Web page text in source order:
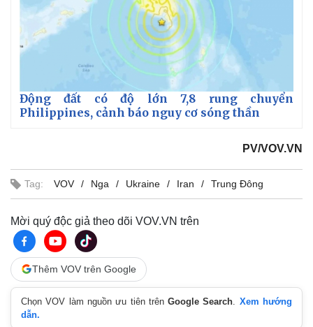
Động đất có độ lớn 7,8 rung chuyển
Philippines, cảnh báo nguy cơ sóng thần
PV/VOV.VN
Tag: VOV Nga Ukraine Iran Trung Đông
Mời quý độc giả theo dõi VOV.VN trên
Thêm VOV trên Google
Chọn VOV làm nguồn ưu tiên trênGoogle Search
Xem hướng
dẫn.